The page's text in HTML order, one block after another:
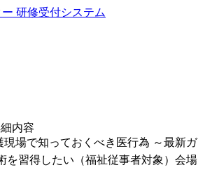
研修受付システム
内容
場で知っておくべき医行為 ～最新
を習得したい（福祉従事者対象） 会